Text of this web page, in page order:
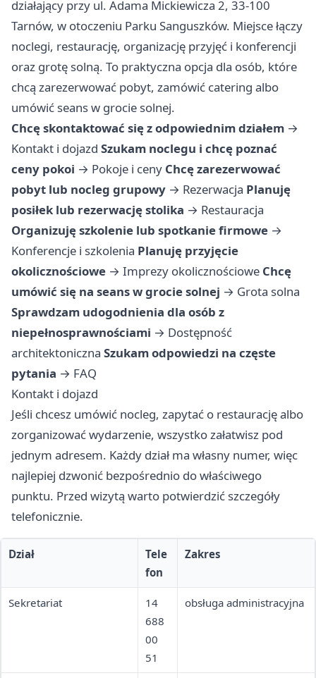
działający przy ul. Adama Mickiewicza 2, 33-100
Tarnów, w otoczeniu Parku Sanguszków. Miejsce łączy
noclegi, restaurację, organizację przyjęć i konferencji
oraz grotę solną. To praktyczna opcja dla osób, które
chcą zarezerwować pobyt, zamówić catering albo
umówić seans w grocie solnej.
Chcę skontaktować się z odpowiednim działem →
Kontakt i dojazd Szukam noclegu i chcę poznać
ceny pokoi → Pokoje i ceny Chcę zarezerwować
pobyt lub nocleg grupowy → Rezerwacja Planuję
posiłek lub rezerwację stolika → Restauracja
Organizuję szkolenie lub spotkanie firmowe →
Konferencje i szkolenia Planuję przyjęcie
okolicznościowe → Imprezy okolicznościowe Chcę
umówić się na seans w grocie solnej → Grota solna
Sprawdzam udogodnienia dla osób z
niepełnosprawnościami → Dostępność
architektoniczna Szukam odpowiedzi na częste
pytania → FAQ
Kontakt i dojazd
Jeśli chcesz umówić nocleg, zapytać o restaurację albo
zorganizować wydarzenie, wszystko załatwisz pod
jednym adresem. Każdy dział ma własny numer, więc
najlepiej dzwonić bezpośrednio do właściwego
punktu. Przed wizytą warto potwierdzić szczegóły
telefonicznie.
Dział
Tele
fon
Zakres
Sekretariat
14
688
00
51
obsługa administracyjna